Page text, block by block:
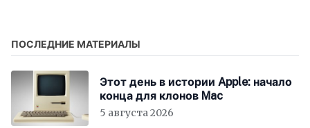
ПОСЛЕДНИЕ МАТЕРИАЛЫ
Этот день в истории Apple: начало
конца для клонов Mac
5 августа 2026